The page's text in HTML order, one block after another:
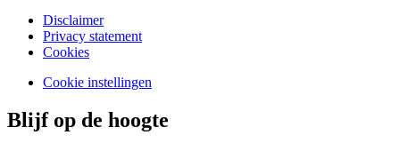
Disclaimer
Privacy statement
Cookies
Cookie instellingen
Blijf op de hoogte